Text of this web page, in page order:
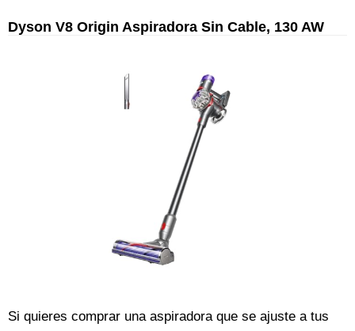
Dyson V8 Origin Aspiradora Sin Cable, 130 AW
Si quieres comprar una aspiradora que se ajuste a tus